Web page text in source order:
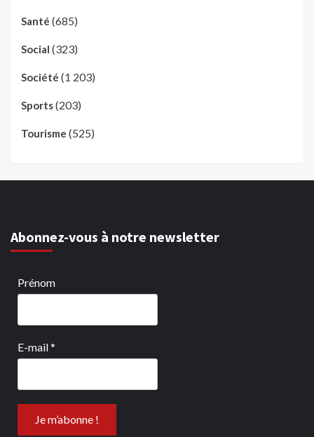
Santé (685)
Social (323)
Société (1 203)
Sports(203)
Tourisme (525)
Abonnez-vous à notre newsletter
Prénom
E-mail*